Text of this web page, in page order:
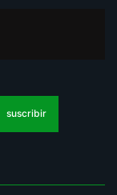
suscribir